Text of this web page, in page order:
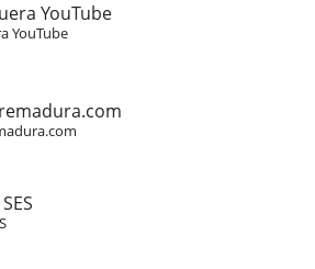
YouTube
YouTube